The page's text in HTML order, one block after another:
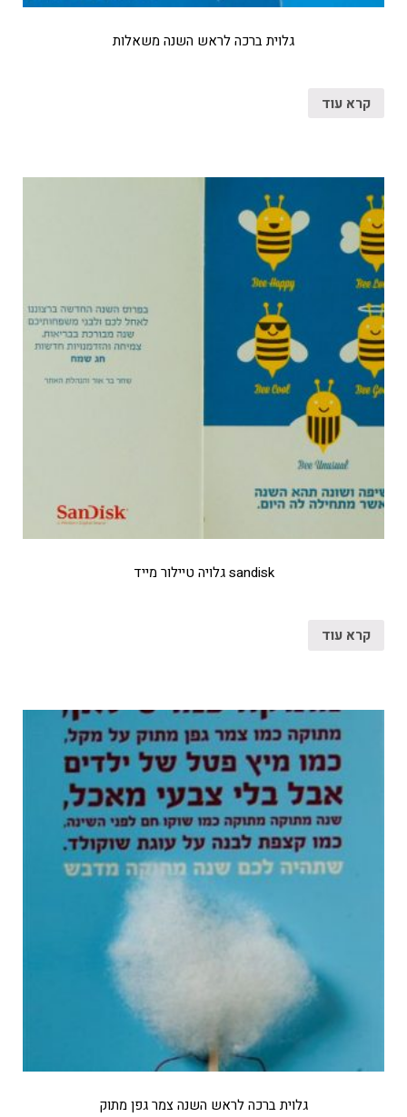
גלוית ברכה לראש השנה משאלות
קרא עוד
sandisk גלויה טיילור מייד
קרא עוד
גלוית ברכה לראש השנה צמר גפן מתוק